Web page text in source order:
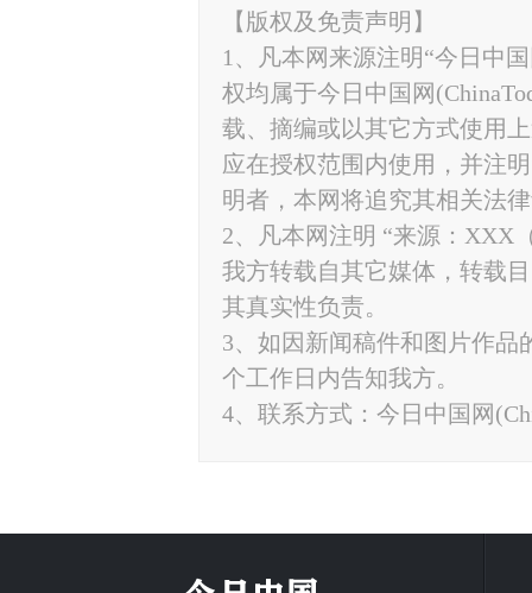
【版权及免责声明】
1、凡本网来源注明“今日中
权均属于今日中国网
载、摘编或以其它方式使用
应在授权范围内使用，并注
明者，本网将追究其相关法
2、凡本网注明 “来源：XXX
我方转载自其它媒体，转载
其真实性负责。
3、如因新闻稿件和图片作品
个工作日内告知我方。
4、联系方式：今日中国网